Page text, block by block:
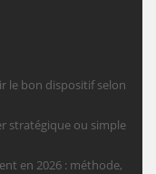
le bon dispositif selon
stratégique ou simple
en 2026 : méthode,